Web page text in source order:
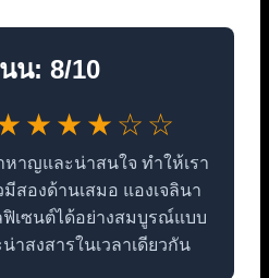
น: 8/10
หาญและน่าสนใจ ทำให้เรา
มีสองด้านเสมอ แองเจลินา
เซนต์ได้อย่างสมบูรณ์แบบ
าสงสารในเวลาเดียวกัน